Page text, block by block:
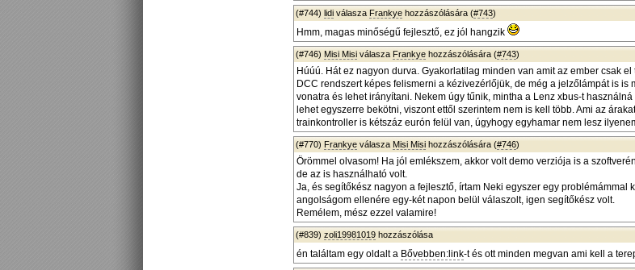
(#744) lidi válasza Frankye hozzászólására (#743)
Hmm, magas minőségű fejlesztő, ez jól hangzik
(#746) Misi Misi válasza Frankye hozzászólására (#743)
Húúú. Hát ez nagyon durva. Gyakorlatilag minden van amit az ember csak
DCC rendszert képes felismerni a kézivezérlőjük, de még a jelzőlámpát is is
vonatra és lehet irányítani. Nekem úgy tűnik, mintha a Lenz xbus-t
lehet egyszerre bekötni, viszont ettől szerintem nem is kell több. Ami az
trainkontroller is kétszáz eurón felül van, úgyhogy egyhamar nem lesz
(#770) Frankye válasza Misi Misi hozzászólására (#746)
Örömmel olvasom! Ha jól emlékszem, akkor volt demo verziója is a
de az is használható volt.
Ja, és segítőkész nagyon a fejlesztő, írtam Neki egyszer egy problémámmal
angolságom ellenére egy-két napon belül válaszolt, igen segítőkész volt.
Remélem, mész ezzel valamire!
(#839) zoli19981019 hozzászólása
én találtam egy oldalt a Bővebben:link-t és ott minden megvan ami kell a